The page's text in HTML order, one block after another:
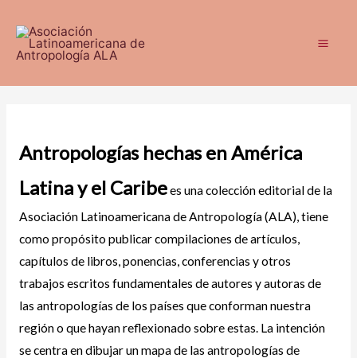
contenido
Antropologías hechas en América
Latina y el Caribees una colección editorial de la
Asociación Latinoamericana de Antropología (ALA), tiene
como propósito publicar compilaciones de artículos,
capítulos de libros, ponencias, conferencias y otros
trabajos escritos fundamentales de autores y autoras de
las antropologías de los países que conforman nuestra
región o que hayan reflexionado sobre estas. La intención
se centra en dibujar un mapa de las antropologías de